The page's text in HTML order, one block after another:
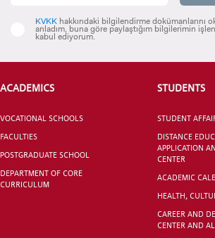
KVKK hakkındaki bilgilendirme dokümanlarını
anladım, buna göre paylaştığım bilgilerimin
kabul ediyorum.
ACADEMICS
VOCATIONAL SCHOOLS
FACULTIES
POSTGRADUATE SCHOOL
DEPARTMENT OF CORE
CURRICULUM
STUDENTS
STUDENT
DISTANCE
APPLICATION
CENTER
ACADEMIC
HEALTH,
CAREER AND
CENTER AND